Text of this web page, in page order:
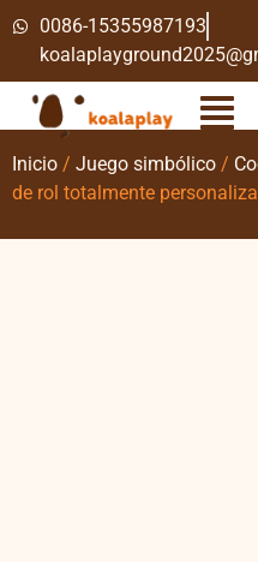
0086-15355987193
Inicio / Juego simbólico /
de rol totalmente